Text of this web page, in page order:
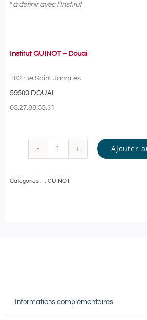
*à définir avec l’Institut
Institut GUINOT – Douai
182 rue Saint Jacques
59500 DOUAI
03.27.88.53.31
Guinot
|
Douai
Ajouter
Catégories : -, GUINOT
Informations complémentaires